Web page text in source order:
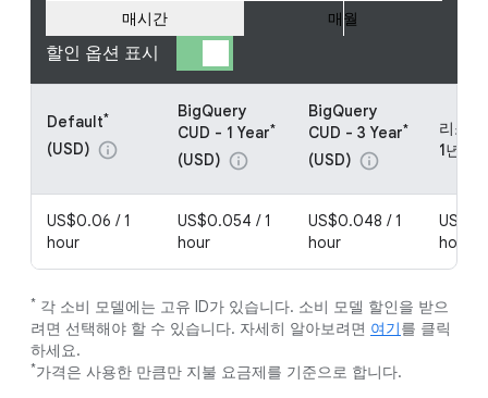
할인 옵션 표시
매시간 매월
Default*
(USD) info
BigQuery
CUD - 1 Year*
(USD) info
BigQuery
CUD - 3 Year*
(USD) info
리소
1년
US$0.06 / 1
hour
US$0.054 / 1
hour
US$0.048 / 1
hour
hour
* 각 소비 모델에는 고유 ID가 있습니다. 소비 모델 할인을 받으
려면 선택해야 할 수 있습니다. 자세히 알아보려면 여기를 클릭
하세요.
*가격은 사용한 만큼만 지불 요금제를 기준으로 합니다.